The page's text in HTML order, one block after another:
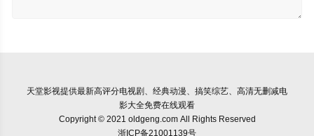
天堂影视提供最新高评分电视剧、经典动漫、搞笑综艺、高清无删减电
影大全免费在线观看
Copyright © 2021 oldgeng.com All Rights Reserved
浙ICP备21001139号